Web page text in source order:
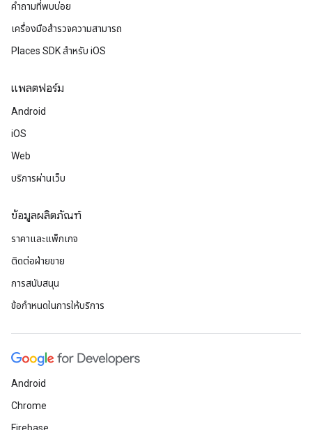
คำถามที่พบบ่อย
เครื่องมือสำรวจความสามารถ
Places SDK สำหรับ iOS
แพลตฟอร์ม
Android
iOS
Web
บริการผ่านเว็บ
ข้อมูลผลิตภัณฑ์
ราคาและแพ็กเกจ
ติดต่อฝ่ายขาย
การสนับสนุน
ข้อกำหนดในการให้บริการ
Android
Chrome